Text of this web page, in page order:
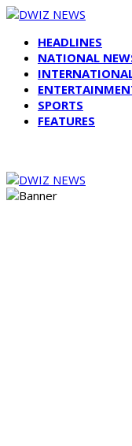
HEADLINES
NATIONAL
SPORTS
FEATURES